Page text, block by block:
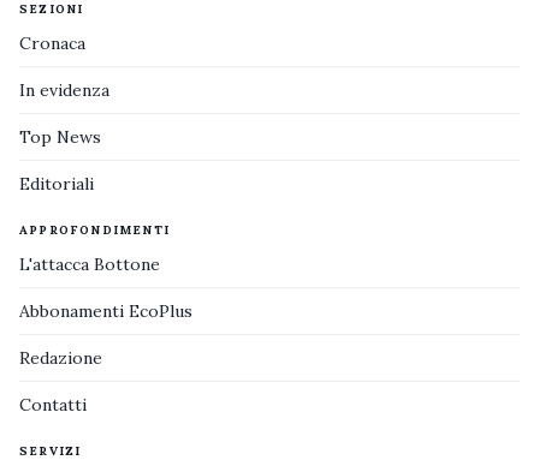
SEZIONI
Cronaca
In evidenza
Top News
Editoriali
APPROFONDIMENTI
L'attacca Bottone
Abbonamenti EcoPlus
Redazione
Contatti
SERVIZI